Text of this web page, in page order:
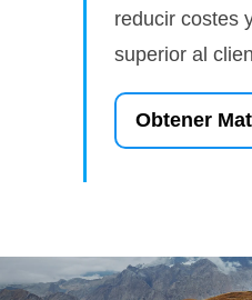
reducir costes
superior al
Obtener